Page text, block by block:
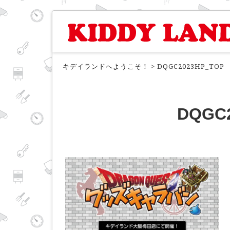
キデイランドへようこそ！ > DQGC2023HP_TOP